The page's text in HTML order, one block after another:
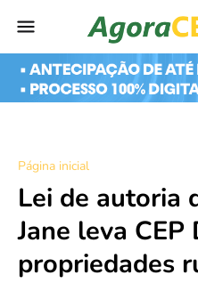
Página inicial
Lei de autoria
Jane leva
propriedades